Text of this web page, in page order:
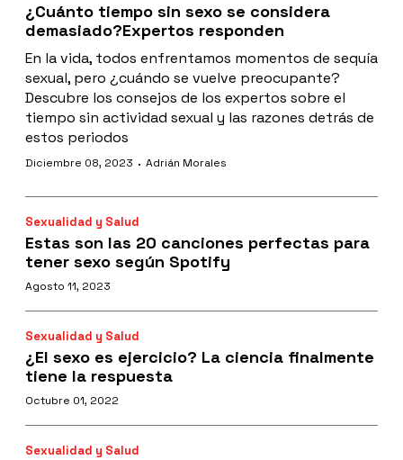
¿Cuánto tiempo sin sexo se considera
demasiado?Expertos responden
En la vida, todos enfrentamos momentos de sequía
sexual, pero ¿cuándo se vuelve preocupante?
Descubre los consejos de los expertos sobre el
tiempo sin actividad sexual y las razones detrás de
estos periodos
Diciembre 08, 2023 · Adrián Morales
Sexualidad y Salud
Estas son las 20 canciones perfectas para
tener sexo según Spotify
Agosto 11, 2023
Sexualidad y Salud
¿El sexo es ejercicio? La ciencia finalmente
tiene la respuesta
Octubre 01, 2022
Sexualidad y Salud